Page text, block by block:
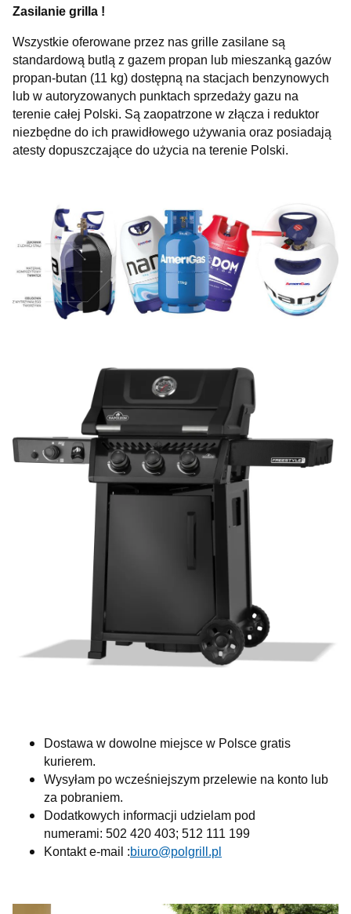
Zasilanie grilla !
Wszystkie oferowane przez nas grille zasilane są
standardową butlą z gazem propan lub mieszanką gazów
propan-butan (11 kg) dostępną na stacjach benzynowych
lub w autoryzowanych punktach sprzedaży gazu na
terenie całej Polski. Są zaopatrzone w złącza i reduktor
niezbędne do ich prawidłowego używania oraz posiadają
atesty dopuszczające do użycia na terenie Polski.
Dostawa w dowolne miejsce w Polsce gratis
kurierem.
Wysyłam po wcześniejszym przelewie na konto lub
za pobraniem.
Dodatkowych informacji udzielam pod
numerami: 502 420 403; 512 111 199
Kontakt e-mail :biuro@polgrill.pl